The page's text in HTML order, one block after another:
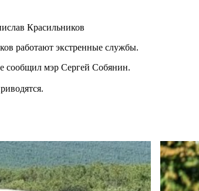
Красильников
работают экстренные службы.
сообщил мэр Сергей Собянин.